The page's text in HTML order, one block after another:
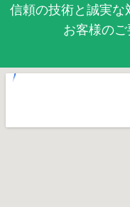
信頼の技術と誠実
お客様のご